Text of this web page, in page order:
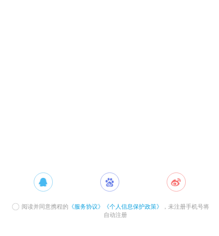
阅读并同意携程的 《服务协议》 《个人信息保护政策》
，未注册手机号将
自动注册